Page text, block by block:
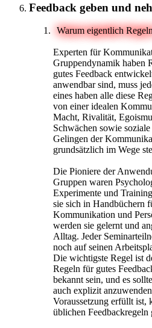
Feedback geben und
Warum eigentlich
Experten für
Gruppendynamik haben
gutes Feedback
anwendbar sind, muss
eines haben alle diese
von einer idealen
Macht, Rivalität,
Schwächen sowie
Gelingen der
grundsätzlich im Wege
Die Pioniere der
Gruppen waren
Experimente und
sie sich in Handbüchern
Kommunikation und
werden sie gelernt und
Alltag. Jeder
noch auf seinen
Die wichtigste Regel ist
Regeln für gutes
bekannt sein, und es
auch explizit
Voraussetzung erfüllt ist,
üblichen Feedbackregeln